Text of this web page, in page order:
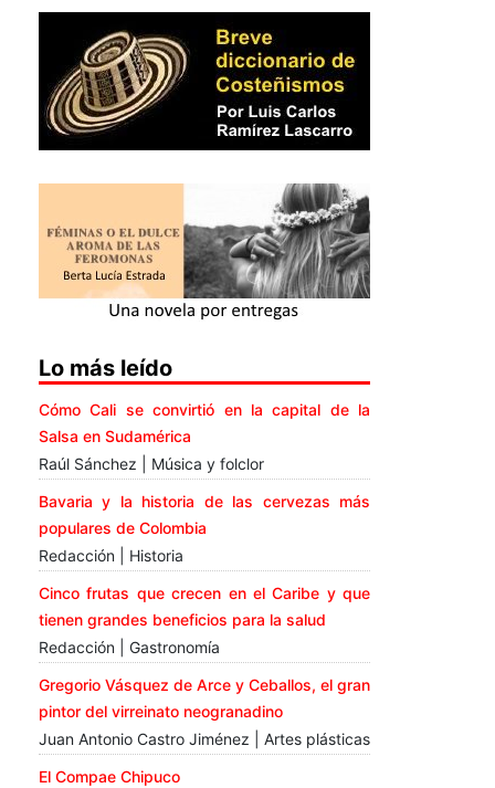
Lo más leído
Cómo Cali se convirtió en la capital de la
Salsa en Sudamérica
Raúl Sánchez | Música y folclor
Bavaria y la historia de las cervezas más
populares de Colombia
Redacción | Historia
Cinco frutas que crecen en el Caribe y que
tienen grandes beneficios para la salud
Redacción | Gastronomía
Gregorio Vásquez de Arce y Ceballos, el gran
pintor del virreinato neogranadino
Juan Antonio Castro Jiménez | Artes plásticas
El Compae Chipuco